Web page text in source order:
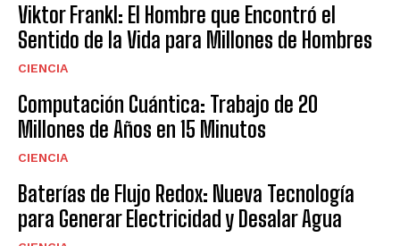
Viktor Frankl: El Hombre que Encontró el
Sentido de la Vida para Millones de Hombres
CIENCIA
Computación Cuántica: Trabajo de 20
Millones de Años en 15 Minutos
CIENCIA
Baterías de Flujo Redox: Nueva Tecnología
para Generar Electricidad y Desalar Agua